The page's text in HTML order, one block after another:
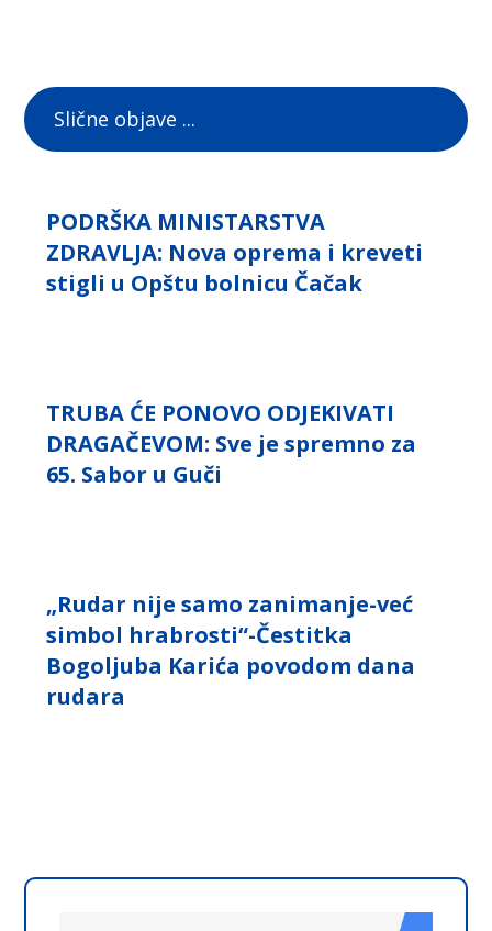
Slične objave ...
PODRŠKA MINISTARSTVA
ZDRAVLJA: Nova oprema i kreveti
stigli u Opštu bolnicu Čačak
TRUBA ĆE PONOVO ODJEKIVATI
DRAGAČEVOM: Sve je spremno za
65. Sabor u Guči
„Rudar nije samo zanimanje-već
simbol hrabrosti“-Čestitka
Bogoljuba Karića povodom dana
rudara